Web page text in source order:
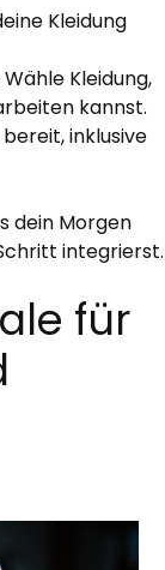
Kleidung
Wähle Kleidung,
kannst.
inklusive
dein Morgen
integrierst.
für